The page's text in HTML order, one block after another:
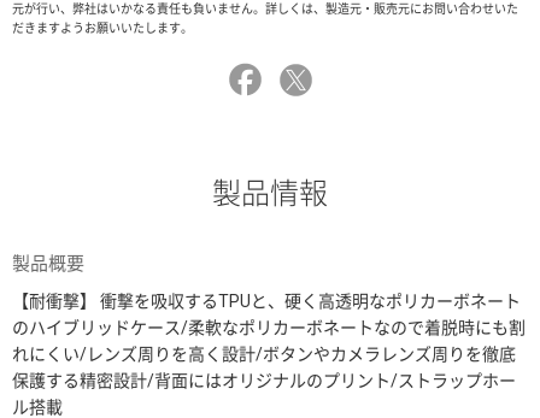
元が行い、弊社はいかなる責任も負いません。詳しくは、製造元・販売元にお問い合わせいた
だきますようお願いいたします。
製品情報
製品概要
【耐衝撃】 衝撃を吸収するTPUと、硬く高透明なポリカーボネート
のハイブリッドケース/柔軟なポリカーボネートなので着脱時にも割
れにくい/レンズ周りを高く設計/ボタンやカメラレンズ周りを徹底
保護する精密設計/背面にはオリジナルのプリント/ストラップホー
ル搭載